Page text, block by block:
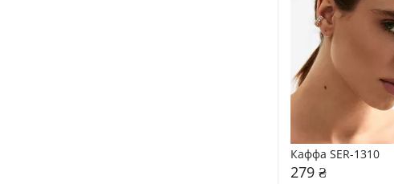
Каффа SER-1310
279 ₴